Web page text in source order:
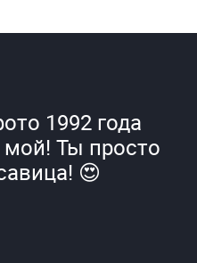
1992 года
Ты просто
😍